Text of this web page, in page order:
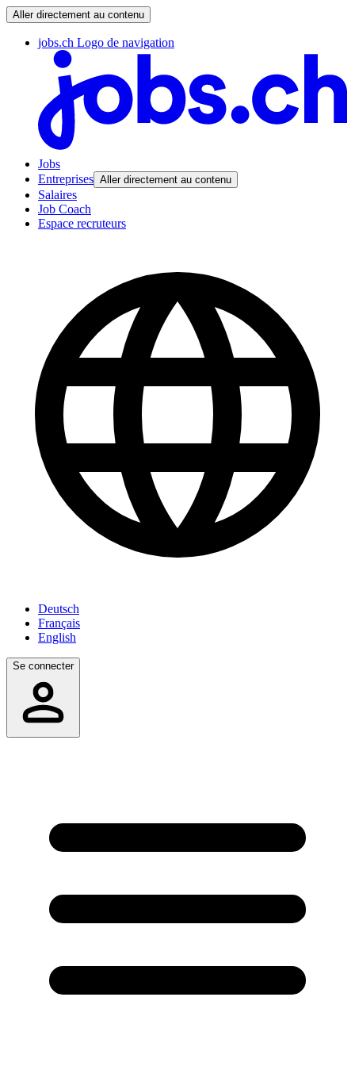
Aller directement au contenu
jobs.ch Logo de navigation
Jobs
Entreprises Aller directement au contenu
Salaires
Job Coach
Espace recruteurs
Deutsch
Français
English
Se connecter